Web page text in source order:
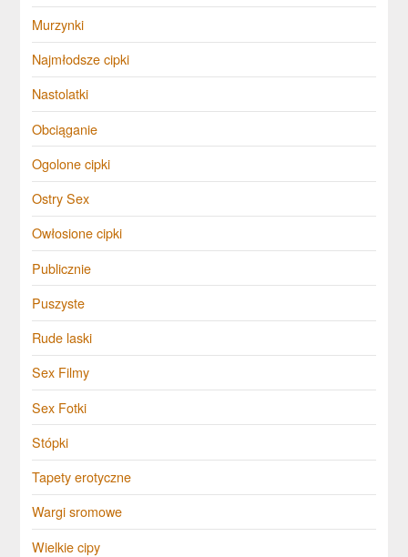
Murzynki
Najmłodsze cipki
Nastolatki
Obciąganie
Ogolone cipki
Ostry Sex
Owłosione cipki
Publicznie
Puszyste
Rude laski
Sex Filmy
Sex Fotki
Stópki
Tapety erotyczne
Wargi sromowe
Wielkie cipy